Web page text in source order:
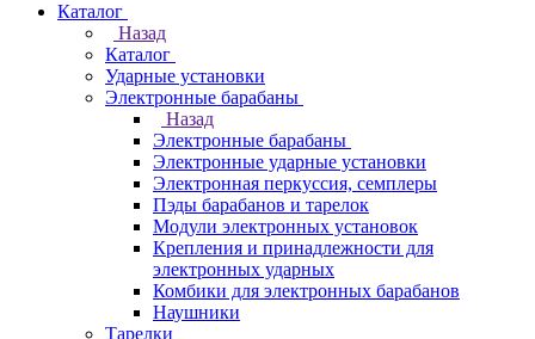
Каталог
Назад
Каталог
Ударные установки
Электронные барабаны
Назад
Электронные барабаны
Электронные ударные установки
Электронная перкуссия, семплеры
Пэды барабанов и тарелок
Модули электронных установок
Крепления и принадлежности для
электронных ударных
Комбики для электронных барабанов
Наушники
Тарелки